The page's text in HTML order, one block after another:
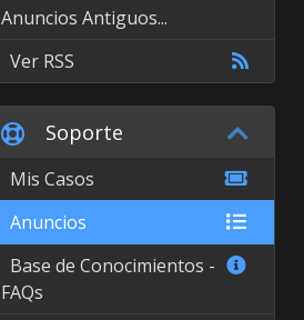
Anuncios Antiguos...
Ver RSS
Soporte
Mis Casos
Anuncios
Base de Conocimientos -
FAQs